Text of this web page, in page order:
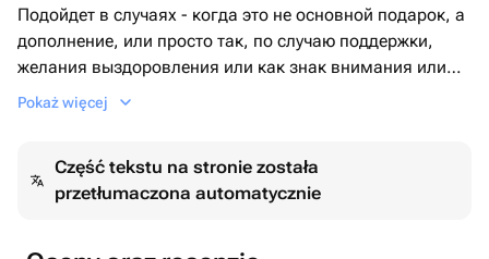
Подойдет в случаях - когда это не основной подарок, а
дополнение, или просто так, по случаю поддержки,
желания выздоровления или как знак внимания или
выражения благодарности)
мл воды в центр губки, осторожным движением, чтобы
вода не выливалась за пределы оазиса и не мочила
* Стойкость при уходе доходит в некоторых случаях до
Pokaż więcej
Część tekstu na stronie została
przetłumaczona automatycznie